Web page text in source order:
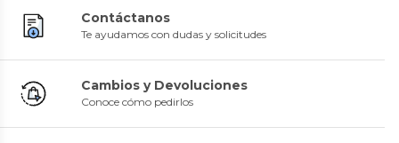
Contáctanos
Te ayudamos con dudas y solicitudes
Cambios y Devoluciones
Conoce cómo pedirlos